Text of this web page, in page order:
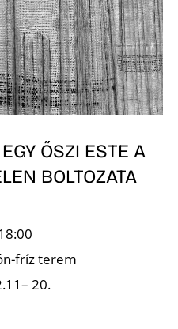
ŐSZI ESTE A
BOLTOZATA
fríz terem
20.